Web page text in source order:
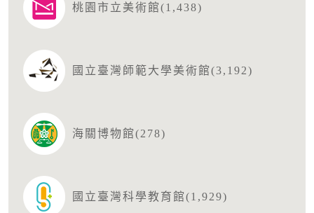
桃園市立美術館(1,438)
國立臺灣師範大學美術館(3,192)
海關博物館(278)
國立臺灣科學教育館(1,929)